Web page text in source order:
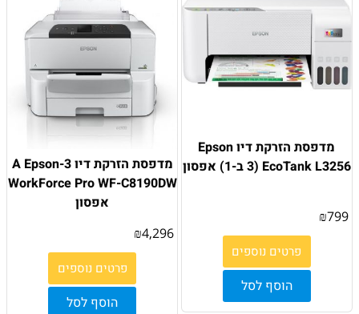
מדפסת הזרקת דיו Epson
EcoTank L3256 (3 ב-1) אפסון
₪799
פרטים נוספים
הוסף לסל
מדפסת ‏הזרקת דיו 3-A Epson
WorkForce Pro WF-C8190DW
אפסון
₪4,296
פרטים נוספים
הוסף לסל